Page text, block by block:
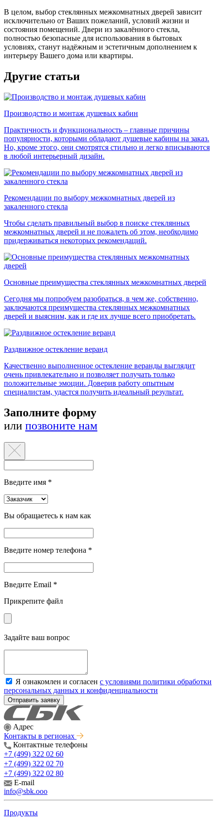
В целом, выбор стеклянных межкомнатных дверей зависит
исключительно от Ваших пожеланий, условий жизни и
состояния помещений. Двери из закалённого стекла,
полностью безопасные для использования в бытовых
условиях, станут надёжным и эстетичным дополнением к
интерьеру Вашего дома или квартиры.
Другие статьи
Производство и монтаж душевых кабин
Практичность и функциональность – главные причины
популярности, которыми обладают душевые кабины на заказ.
Но, кроме этого, они смотрятся стильно и легко вписываются
в любой интерьерный дизайн.
Рекомендации по выбору межкомнатных дверей из
закаленного стекла
Чтобы сделать правильный выбор в поиске стеклянных
межкомнатных дверей и не пожалеть об этом, необходимо
придерживаться некоторых рекомендаций.
Основные преимущества стеклянных межкомнатных дверей
Сегодня мы попробуем разобраться, в чем же, собственно,
заключаются преимущества стеклянных межкомнатных
дверей и выясним, как и где их лучше всего приобретать.
Раздвижное остекление веранд
Качественно выполненное остекление веранды выглядит
очень привлекательно и позволяет получать только
положительные эмоции. Доверив работу опытным
специалистам, удастся получить идеальный результат.
Заполните форму
или позвоните нам
Введите имя *
Вы обращаетесь к нам как
Введите номер телефона *
Введите Email *
Прикрепите файл
Задайте ваш вопрос
Я ознакомлен и согласен с условиями политики обработки
персональных данных и конфиденциальности
Отправить заявку
Адрес
Контакты в регионах
Контактные телефоны
+7 (499) 322 02 60
+7 (499) 322 02 70
+7 (499) 322 02 80
E-mail
info@sbk.ooo
Продукты